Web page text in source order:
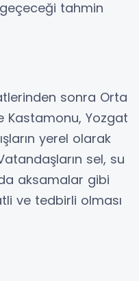
tahmin
sonra Orta
Kastamonu, Yozgat
yerel olarak
sel, su
aksamalar gibi
ve tedbirli olması